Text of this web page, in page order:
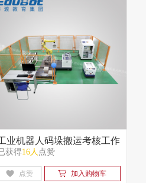
业机器人码垛搬运考核工作
获得16人 点赞
点赞 加入购物车